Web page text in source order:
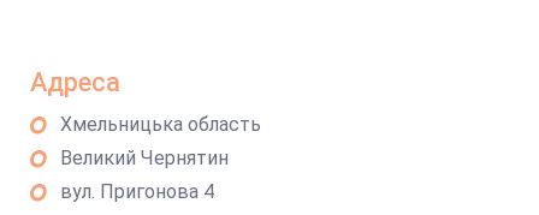
Адреса
Хмельницька область
Великий Чернятин
вул. Пригонова 4